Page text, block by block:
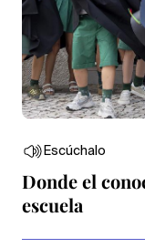
Escúchalo
Donde el
escuela